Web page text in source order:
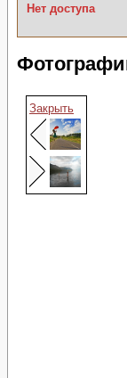
Нет доступа
Закрыть